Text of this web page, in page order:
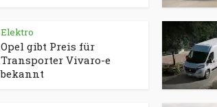
Elektro
Opel gibt Preis für
Transporter Vivaro-e
bekannt